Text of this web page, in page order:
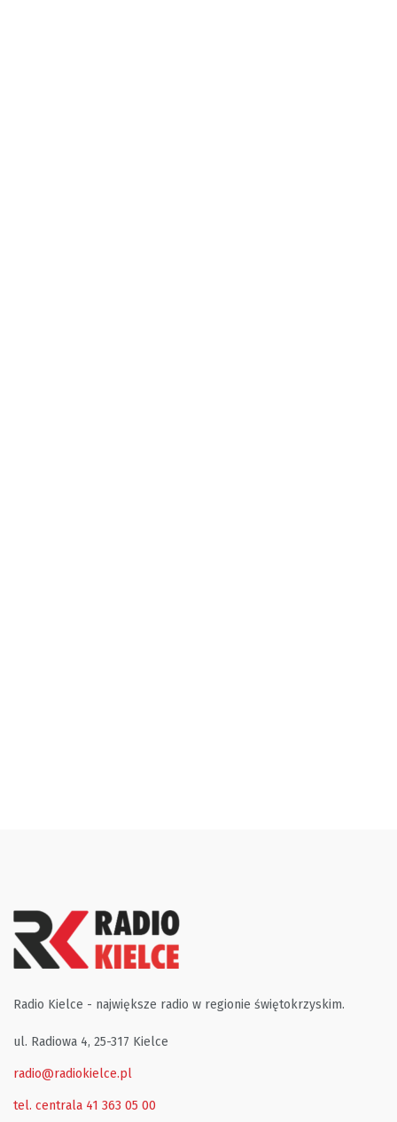
Radio Kielce - największe radio w regionie świętokrzyskim.
ul. Radiowa 4, 25-317 Kielce
radio@radiokielce.pl
tel. centrala 41 363 05 00